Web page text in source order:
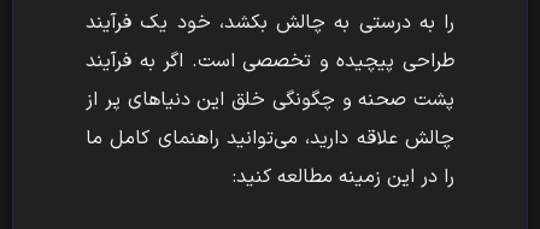
را به درستی به چالش بکشد، خود یک فرآیند
طراحی پیچیده و تخصصی است. اگر به فرآیند
پشت صحنه و چگونگی خلق این دنیاهای پر از
چالش علاقه دارید، می‌توانید راهنمای کامل ما
را در این زمینه مطالعه کنید: